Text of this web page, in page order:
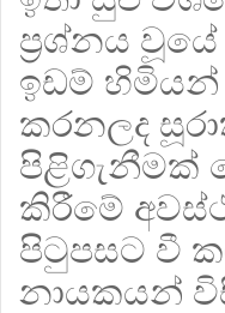
ප‍්‍රශ්නය
ඉඩම් හිමියන්
කරනලද
පිළිගැනීමක්
කිරීමේ
පිටුපසට වී
නායකයන්